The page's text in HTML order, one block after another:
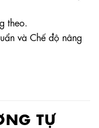
theo.
và Chế độ nâng
TỰ